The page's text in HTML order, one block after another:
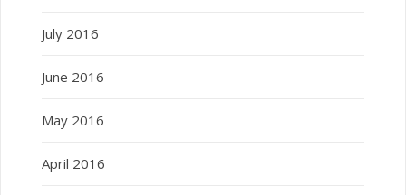
July 2016
June 2016
May 2016
April 2016